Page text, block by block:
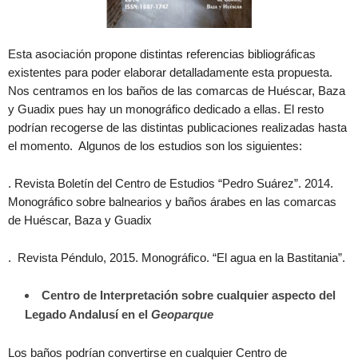
Esta asociación propone distintas referencias bibliográficas
existentes para poder elaborar detalladamente esta propuesta.
Nos centramos en los baños de las comarcas de Huéscar, Baza
y Guadix pues hay un monográfico dedicado a ellas. El resto
podrían recogerse de las distintas publicaciones realizadas hasta
el momento. Algunos de los estudios son los siguientes:
. Revista Boletín del Centro de Estudios “Pedro Suárez”. 2014.
Monográfico sobre balnearios y baños árabes en las comarcas
de Huéscar, Baza y Guadix
. Revista Péndulo, 2015. Monográfico. “El agua en la Bastitania”.
Centro de Interpretación sobre cualquier aspecto del
Legado Andalusí en el Geoparque
Los baños podrían convertirse en cualquier Centro de